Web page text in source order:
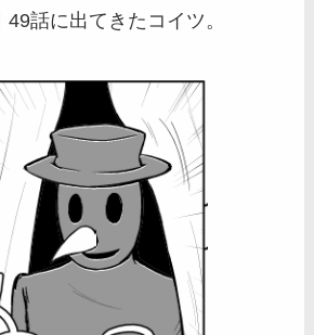
話に出てきたコイツ。